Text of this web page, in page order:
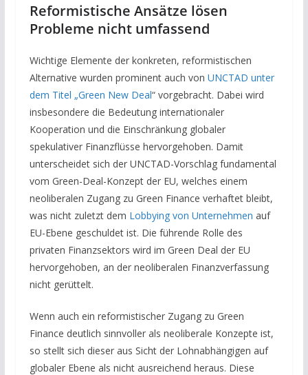
Reformistische Ansätze lösen
Probleme nicht umfassend
Wichtige Elemente der konkreten, reformistischen
Alternative wurden prominent auch von UNCTAD unter
dem Titel „Green New Deal“ vorgebracht. Dabei wird
insbesondere die Bedeutung internationaler
Kooperation und die Einschränkung globaler
spekulativer Finanzflüsse hervorgehoben. Damit
unterscheidet sich der UNCTAD-Vorschlag fundamental
vom Green-Deal-Konzept der EU, welches einem
neoliberalen Zugang zu Green Finance verhaftet bleibt,
was nicht zuletzt dem Lobbying von Unternehmen auf
EU-Ebene geschuldet ist. Die führende Rolle des
privaten Finanzsektors wird im Green Deal der EU
hervorgehoben, an der neoliberalen Finanzverfassung
nicht gerüttelt.
Wenn auch ein reformistischer Zugang zu Green
Finance deutlich sinnvoller als neoliberale Konzepte ist,
so stellt sich dieser aus Sicht der Lohnabhängigen auf
globaler Ebene als nicht ausreichend heraus. Diese